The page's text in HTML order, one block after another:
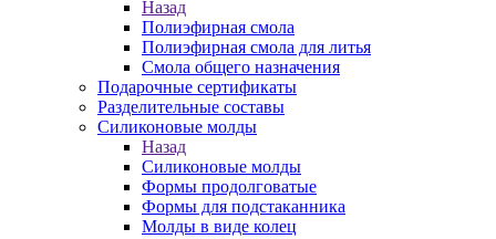
Назад
Полиэфирная смола
Полиэфирная смола для литья
Смола общего назначения
Подарочные сертификаты
Разделительные составы
Силиконовые молды
Назад
Силиконовые молды
Формы продолговатые
Формы для подстаканника
Молды в виде колец